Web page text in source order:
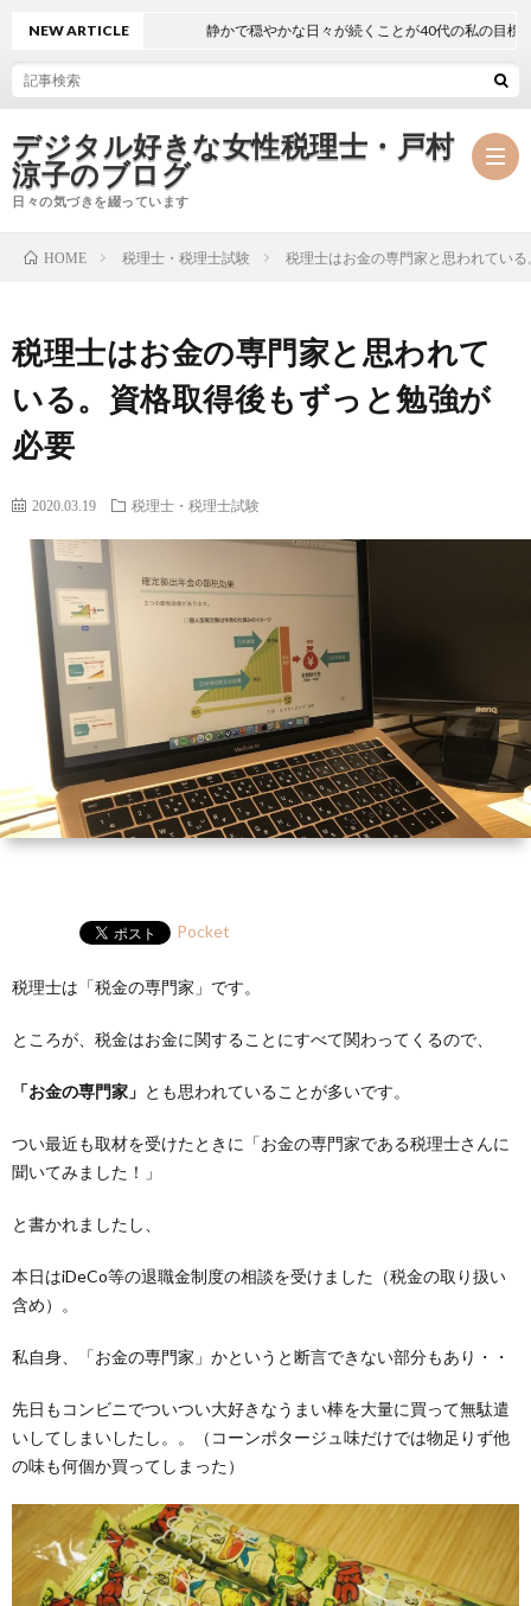
デジタル好きな女性税理士・戸村
涼子のブログ
日々の気づきを綴っています
ー
HP
マ
筆
セ
ー・
講
NEW ARTICLE 静かで穏やかな日々が続くことが40代の私の目標
HOME 税理士・税理士試験 税理士はお金の専門家と思われてい
税理士はお金の専門家と思われて
いる。資格取得後もずっと勉強が
必要
2020.03.19 税理士・税理士試験
Pocket
税理士は「税金の専門家」です。
ところが、税金はお金に関することにすべて関わってくるので、
「お金の専門家」 とも思われていることが多いです。
つい最近も取材を受けたときに「お金の専門家である税理士さんに
聞いてみました！」
と書かれましたし、
本日はiDeCo等の退職金制度の相談を受けました（税金の取り扱い
含め）。
私自身、「お金の専門家」かというと断言できない部分もあり・・
先日もコンビニでついつい大好きなうまい棒を大量に買って無駄遣
いしてしまいしたし。。（コーンポタージュ味だけでは物足りず他
の味も何個か買ってしまった）